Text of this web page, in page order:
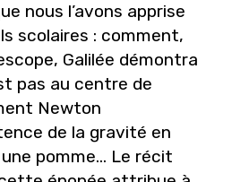
nous l’avons apprise
scolaires : comment,
Galilée démontra
pas au centre de
Newton
de la gravité en
pomme… Le récit